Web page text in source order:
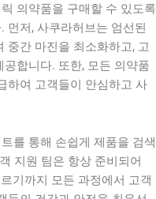
의약품을 구매할 수 있도록
먼저, 사쿠라허브는 엄선된
중간 마진을 최소화하고, 고
합니다. 또한, 모든 의약품
하여 고객들이 안심하고 사
를 통해 손쉽게 제품을 검색
지원 팀은 항상 준비되어
기까지 모든 과정에서 고객